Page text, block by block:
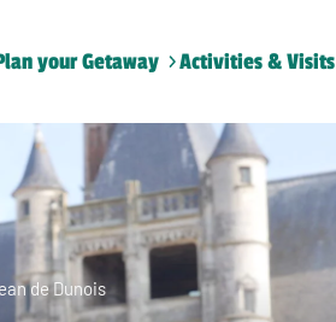
your Getaway Activities & Visits
de Dunois